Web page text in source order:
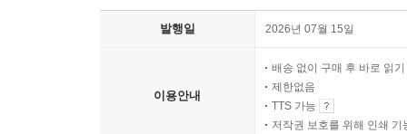
발행일 2026년 07월 15일
이용안내
배송 없이 구매 후 바로 읽기
제한없음
TTS 가능
저작권 보호를 위해 인쇄 기